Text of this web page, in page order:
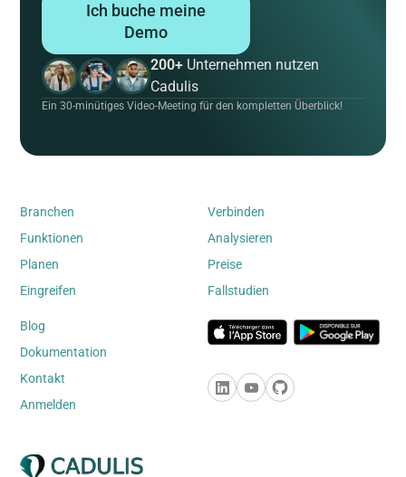
Ich buche meine
Demo
200+ Unternehmen nutzen
Cadulis
Ein 30-minütiges Video-Meeting für den kompletten Überblick!
Branchen
Funktionen
Planen
Eingreifen
Verbinden
Analysieren
Preise
Fallstudien
Blog
Dokumentation
Kontakt
Anmelden